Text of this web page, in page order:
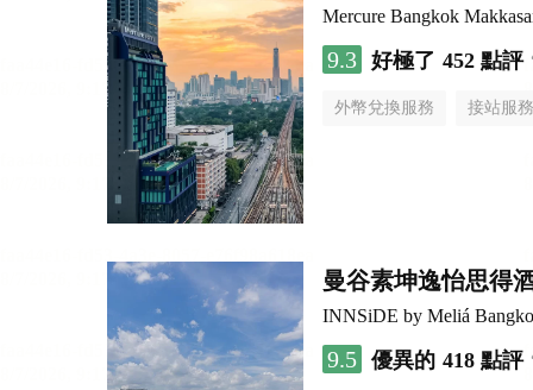
Mercure Bangkok
9.3 好極了 452 點評
外幣兌換服務 接站服務
曼谷素坤逸怡思得
INNSiDE by Meliá
9.5 優異的 418 點評